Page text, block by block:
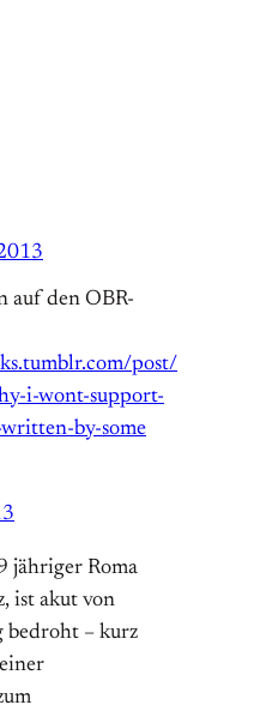
auf den OBR-
post/
i-wont-support-
by-some
jähriger Roma
ist akut von
bedroht – kurz